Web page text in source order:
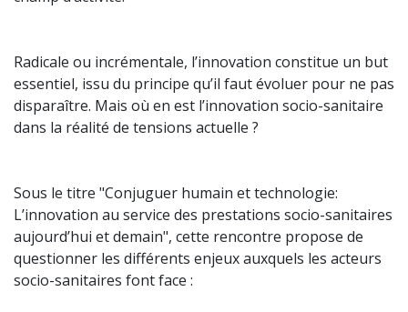
Radicale ou incrémentale, l’innovation constitue un but
essentiel, issu du principe qu’il faut évoluer pour ne pas
disparaître. Mais où en est l’innovation socio-sanitaire
dans la réalité de tensions actuelle ?
Sous le titre "Conjuguer humain et technologie:
L’innovation au service des prestations socio-sanitaires
aujourd’hui et demain", cette rencontre propose de
questionner les différents enjeux auxquels les acteurs
socio-sanitaires font face :